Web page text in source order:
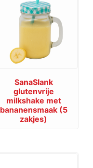
SanaSlank
glutenvrije
milkshake met
bananensmaak (5
zakjes)